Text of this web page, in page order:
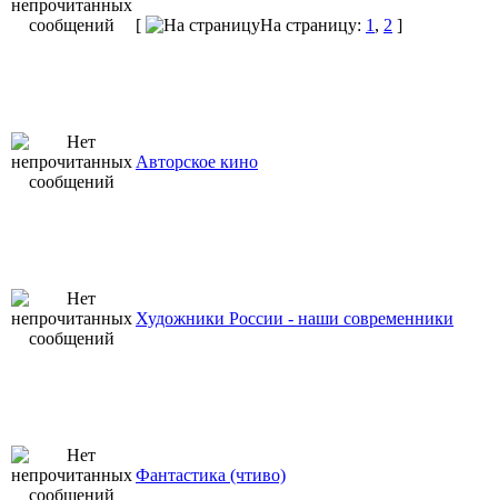
[ На страницу: 1 , 2 ]
Авторское кино
Художники России - наши современники
Фантастика (чтиво)